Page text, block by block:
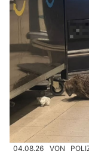
04.08.26 VON